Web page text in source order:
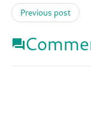
Previous post